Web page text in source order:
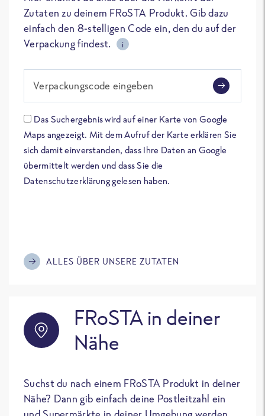
Zutaten zu deinem FRoSTA Produkt. Gib dazu
einfach den 8-stelligen Code ein, den du auf der
Verpackung findest.
i
Verpackungscode eingeben
Das Suchergebnis wird auf einer Karte von Google
Maps angezeigt. Mit dem Aufruf der Karte erklären Sie
sich damit einverstanden, dass Ihre Daten an Google
übermittelt werden und dass Sie die
Datenschutzerklärung gelesen haben.
ALLES ÜBER UNSERE ZUTATEN
FRoSTA in deiner
Nähe
Suchst du nach einem FRoSTA Produkt in deiner
Nähe? Dann gib einfach deine Postleitzahl ein